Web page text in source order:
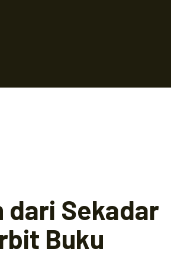
dari Sekadar
Buku